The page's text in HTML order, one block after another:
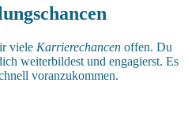
viele Karrierechancen offen. Du
weiterbildest und engagierst. Es
voranzukommen.